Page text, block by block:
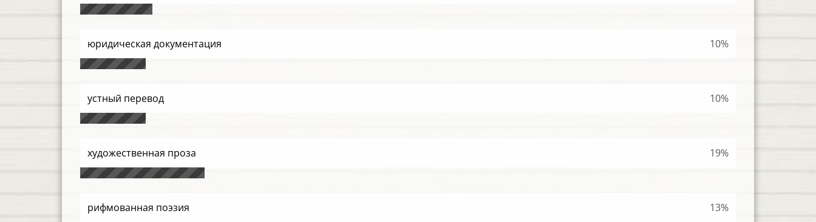
юридическая документация 10%
устный перевод 10%
художественная проза 19%
рифмованная поэзия 13%